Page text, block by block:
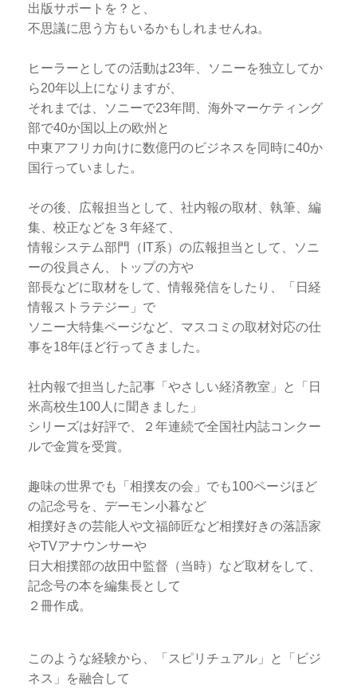
出版サポートを？と、
不思議に思う方もいるかもしれませんね。
ヒーラーとしての活動は23年、ソニーを独立してか
ら20年以上になりますが、
それまでは、ソニーで23年間、海外マーケティング
部で40か国以上の欧州と
中東アフリカ向けに数億円のビジネスを同時に40か
国行っていました。
その後、広報担当として、社内報の取材、執筆、編
集、校正などを３年経て、
情報システム部門（IT系）の広報担当として、ソニ
ーの役員さん、トップの方や
部長などに取材をして、情報発信をしたり、「日経
情報ストラテジー」で
ソニー大特集ページなど、マスコミの取材対応の仕
事を18年ほど行ってきました。
社内報で担当した記事「やさしい経済教室」と「日
米高校生100人に聞きました」
シリーズは好評で、２年連続で全国社内誌コンクー
ルで金賞を受賞。
趣味の世界でも「相撲友の会」でも100ページほど
の記念号を、デーモン小暮など
相撲好きの芸能人や文福師匠など相撲好きの落語家
やTVアナウンサーや
日大相撲部の故田中監督（当時）など取材をして、
記念号の本を編集長として
２冊作成。
このような経験から、「スピリチュアル」と「ビジ
ネス」を融合して